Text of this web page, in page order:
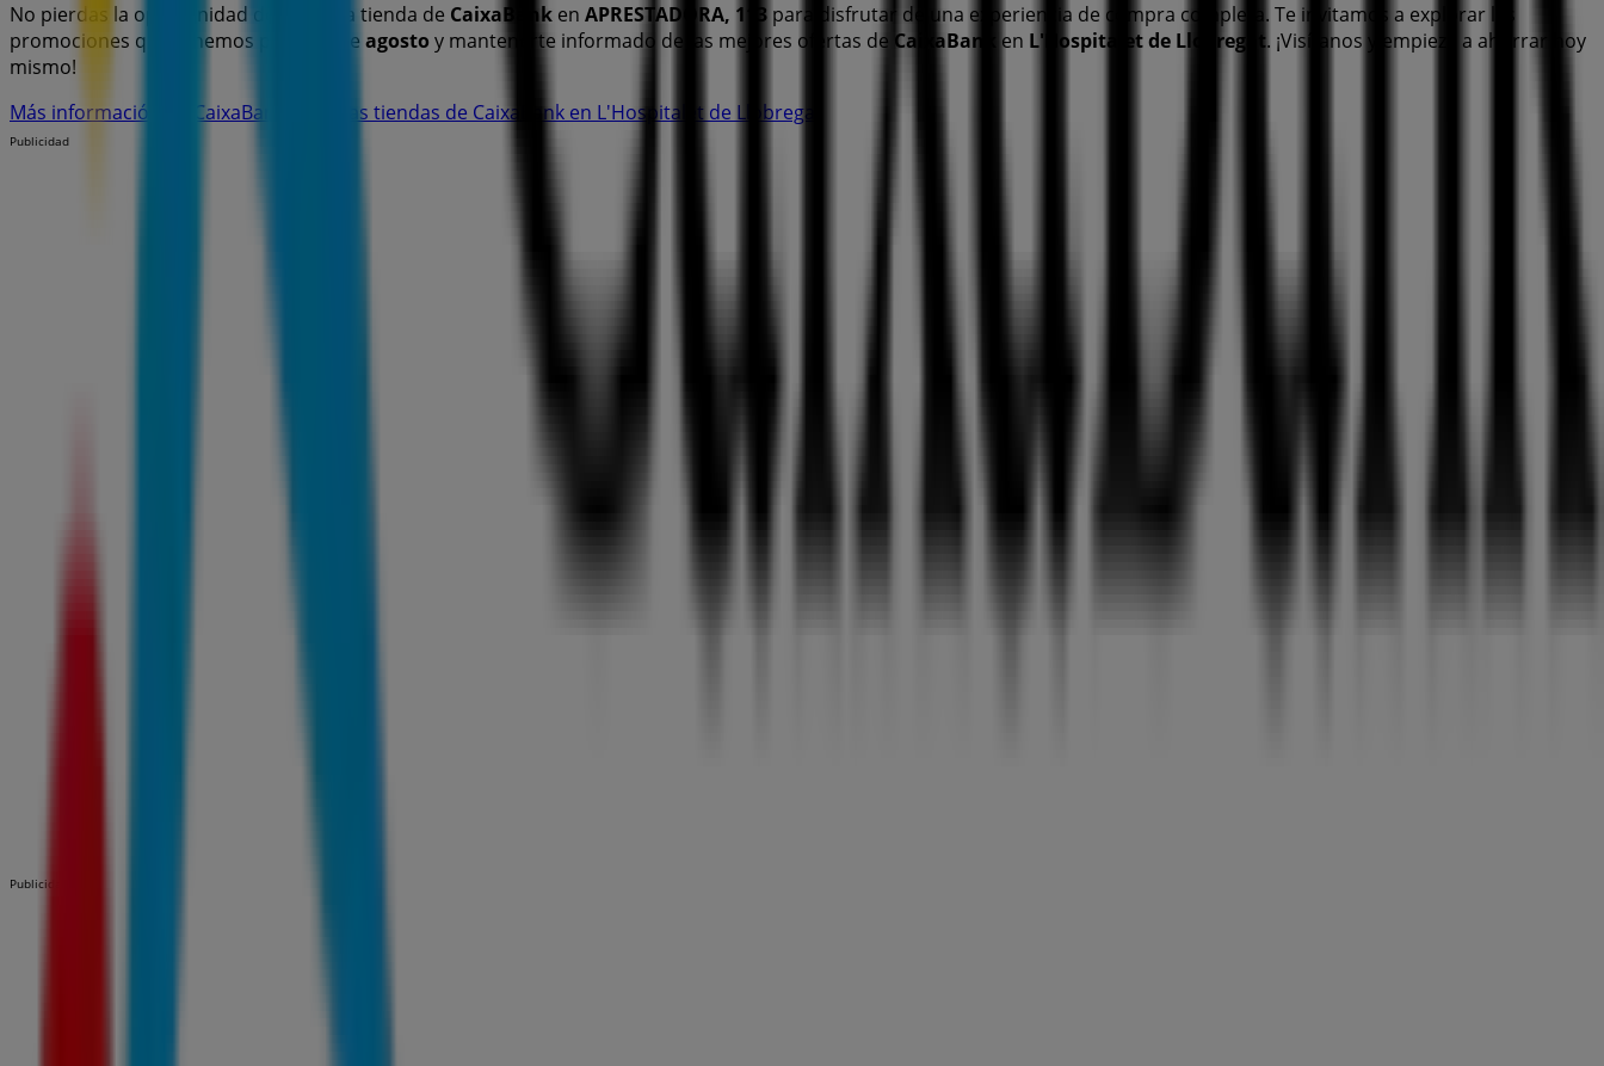
No pierdas la oportunidad de visitar la tienda de CaixaBank en APRESTADORA, 113 para disfrutar de una experiencia de compra completa. Te invitamos a explorar las
promociones que tenemos para ti este agosto y mantenerte informado de las mejores ofertas de CaixaBank en L'Hospitalet de Llobregat. ¡Visítanos y empieza a ahorrar hoy
mismo!
Más información de CaixaBank
Ver otras tiendas de CaixaBank en L'Hospitalet de Llobregat
Publicidad
Publicidad